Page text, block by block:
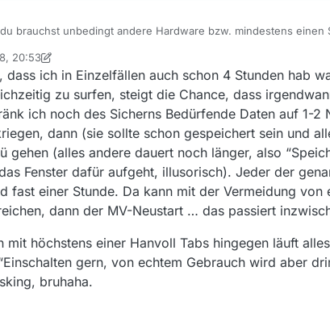
brauchst unbedingt andere Hardware bzw. mindestens einen
20:53
7. Feb. 2018, 09:36
dass ich in Einzelfällen auch schon 4 Stunden hab
zu surfen, steigt die Chance, dass
ich noch des Sicherns Bedürfende Daten auf 1-
dann (sie sollte schon gespeichert sein und
gehen (alles andere dauert noch länger, also
Fenster dafür aufgeht, illusorisch). Jeder der
fast einer Stunde. Da kann mit der Vermeidung
dann der MV-Neustart … das passiert
mit höchstens einer Hanvoll Tabs hingegen läuft
gern, von echtem Gebrauch wird aber
bruhaha.